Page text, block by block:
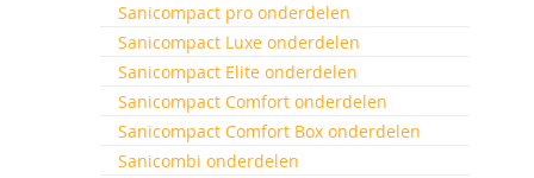
Sanicompact pro onderdelen
Sanicompact Luxe onderdelen
Sanicompact Elite onderdelen
Sanicompact Comfort onderdelen
Sanicompact Comfort Box onderdelen
Sanicombi onderdelen